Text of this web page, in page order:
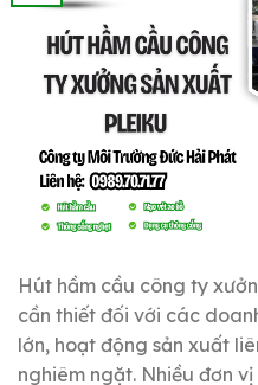
Hút hầm cầu công ty
cần thiết đối với các
lớn, hoạt động sản xuất
nghiêm ngặt. Nhiều đơn